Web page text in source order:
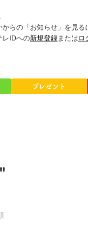
からの「お知らせ」を見る
レIDへの新規登録またはロ
プレゼント